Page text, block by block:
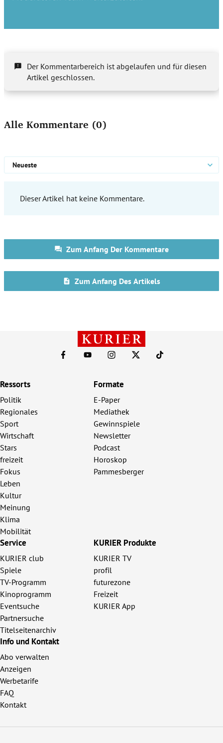
Ressorts
Politik
Regionales
Sport
Wirtschaft
Stars
freizeit
Fokus
Leben
Kultur
Meinung
Klima
Mobilität
Formate
E-Paper
Mediathek
Gewinnspiele
Newsletter
Podcast
Horoskop
Pammesberger
Service
KURIER club
Spiele
TV-Programm
Kinoprogramm
Eventsuche
Partnersuche
Titelseitenarchiv
KURIER Produkte
KURIER TV
profil
futurezone
Freizeit
KURIER App
Info und Kontakt
Abo verwalten
Anzeigen
Werbetarife
FAQ
Kontakt